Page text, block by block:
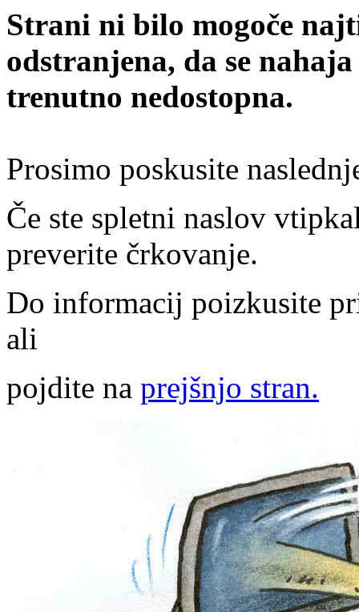
Strani ni bilo mogoče
odstranjena, da se
trenutno nedostopna.
Prosimo poskusite
Če ste spletni naslov
preverite črkovanje.
Do informacij poizkusite
ali
pojdite na prejšnjo stran.